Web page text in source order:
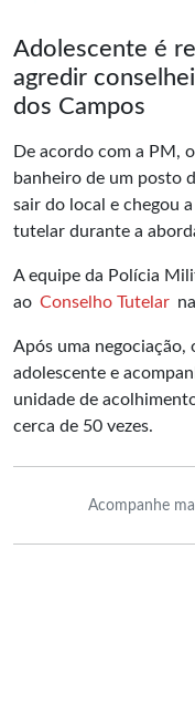
Adolescente é
agredir
dos Campos
De acordo com a PM,
banheiro de um posto
sair do local e chegou
tutelar durante a
A equipe da Polícia
ao Conselho Tutelar
Após uma negociação,
adolescente e
unidade de
cerca de 50 vezes.
Acompanhe